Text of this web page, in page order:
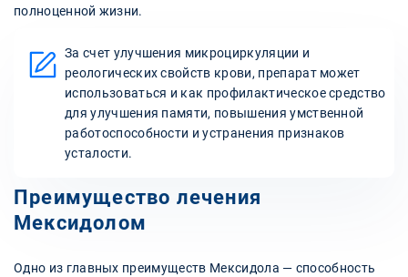
полноценной жизни.
За счет улучшения микроциркуляции и
реологических свойств крови, препарат может
использоваться и как профилактическое средство
для улучшения памяти, повышения умственной
работоспособности и устранения признаков
усталости.
Преимущество лечения
Мексидолом
Одно из главных преимуществ Мексидола — способность